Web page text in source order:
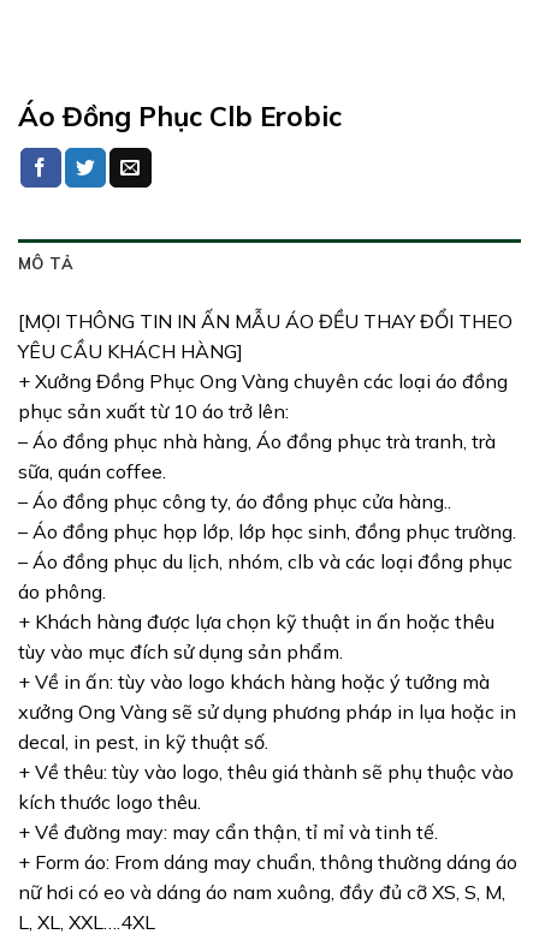
Áo Đồng Phục Clb Erobic
MÔ TẢ
[MỌI THÔNG TIN IN ẤN MẪU ÁO ĐỀU THAY ĐỔI THEO
YÊU CẦU KHÁCH HÀNG]
+ Xưởng Đồng Phục Ong Vàng chuyên các loại áo đồng
phục sản xuất từ 10 áo trở lên:
– Áo đồng phục nhà hàng, Áo đồng phục trà tranh, trà
sữa, quán coffee.
– Áo đồng phục công ty, áo đồng phục cửa hàng..
– Áo đồng phục họp lớp, lớp học sinh, đồng phục trường.
– Áo đồng phục du lịch, nhóm, clb và các loại đồng phục
áo phông.
+ Khách hàng được lựa chọn kỹ thuật in ấn hoặc thêu
tùy vào mục đích sử dụng sản phẩm.
+ Về in ấn: tùy vào logo khách hàng hoặc ý tưởng mà
xưởng Ong Vàng sẽ sử dụng phương pháp in lụa hoặc in
decal, in pest, in kỹ thuật số.
+ Về thêu: tùy vào logo, thêu giá thành sẽ phụ thuộc vào
kích thước logo thêu.
+ Về đường may: may cẩn thận, tỉ mỉ và tinh tế.
+ Form áo: From dáng may chuẩn, thông thường dáng áo
nữ hơi có eo và dáng áo nam xuông, đầy đủ cỡ XS, S, M,
L, XL, XXL….4XL